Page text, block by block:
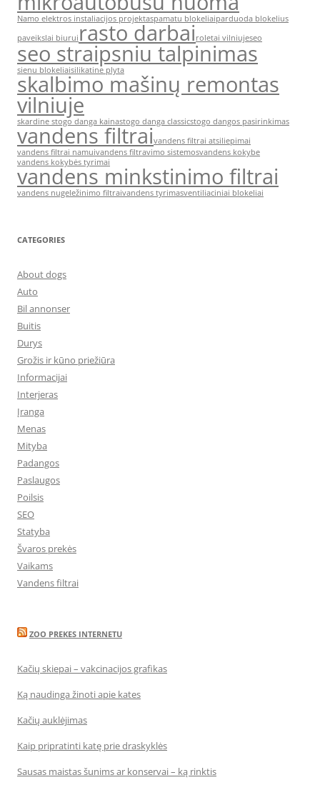
Namo elektros instaliacijos projektaspamatu blokeliaiparduoda blokelius
paveikslai biurui rasto darbai roletai vilniujeseo
seo straipsniu talpinimas
sienu blokeliaisilikatine plyta
skalbimo mašinų remontas
vilniuje
skardine stogo danga kainastogo danga classicstogo dangos pasirinkimas
vandens filtraivandens filtrai atsiliepimai
vandens filtrai namuivandens filtravimo sistemosvandens kokybe
vandens kokybės tyrimai
vandens minkstinimo filtrai
vandens nugeležinimo filtraivandens tyrimasventiliaciniai blokeliai
CATEGORIES
About dogs
Auto
Bil annonser
Buitis
Durys
Grožis ir kūno priežiūra
Informacijai
Interjeras
Įranga
Menas
Mityba
Padangos
Paslaugos
Poilsis
SEO
Statyba
Švaros prekės
Vaikams
Vandens filtrai
ZOO PREKES INTERNETU
Kačių skiepai – vakcinacijos grafikas
Ką naudinga žinoti apie kates
Kačių auklėjimas
Kaip pripratinti katę prie draskyklės
Sausas maistas šunims ar konservai – ką rinktis